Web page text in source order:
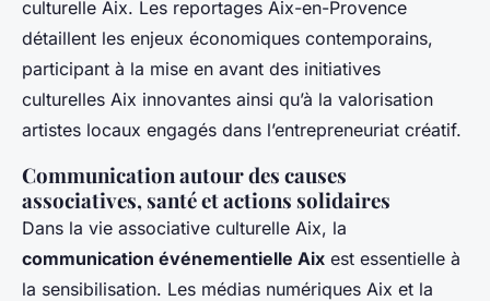
culturelle Aix. Les reportages Aix-en-Provence
détaillent les enjeux économiques contemporains,
participant à la mise en avant des initiatives
culturelles Aix innovantes ainsi qu’à la valorisation
artistes locaux engagés dans l’entrepreneuriat créatif.
Communication autour des causes
associatives, santé et actions solidaires
Dans la vie associative culturelle Aix, la
communication événementielle Aix est essentielle à
la sensibilisation. Les médias numériques Aix et la